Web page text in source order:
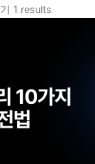
1 results